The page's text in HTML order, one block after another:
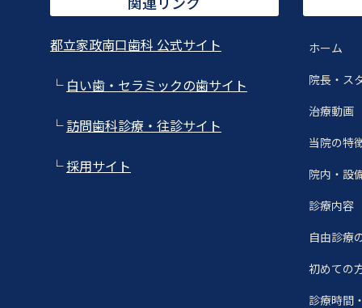
都立家政南口歯科 公式サイト
└ 白い歯・セラミックの歯サイト
└訪問歯科診療・往診サイト
└採用サイト
ホーム
院長・ス
治療動画
当院の特
院内・設
診療内容
自由診療
初めての
診療時間